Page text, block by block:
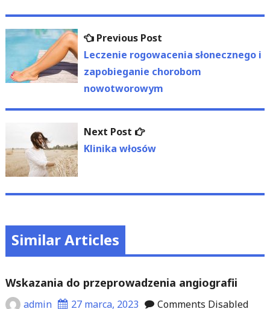
Nawigacja
wpisu
Previous PostPrevious
post:
Leczenie rogowacenia słonecznego i
zapobieganie chorobom
nowotworowym
Next Post
Next
post:
Klinika włosów
Similar Articles
Wskazania do przeprowadzenia angiografii
admin 27 marca, 2023 Comments Disabled